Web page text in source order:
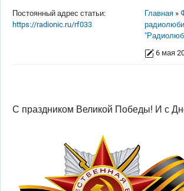
Главная
6 мая
Постоянный адрес статьи:
https://radionic.ru/rf033
С праздником Великой Победы! И с